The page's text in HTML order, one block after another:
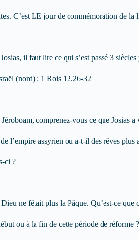
C’est LE jour de commémoration de
il faut lire ce qui s’est passé 3
(nord) : 1 Rois 12.26-32
comprenez-vous ce que Josias
l’empire assyrien ou a-t-il des rêves plus
ci ?
ne fêtait plus la Pâque. Qu’est-ce que
ou à la fin de cette période de réforme ?